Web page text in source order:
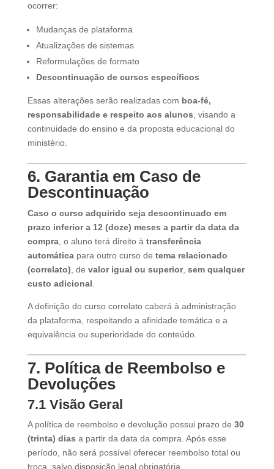
ocorrer:
Mudanças de plataforma
Atualizações de sistemas
Reformulações de formato
Descontinuação de cursos específicos
Essas alterações serão realizadas com boa-fé,
responsabilidade e respeito aos alunos , visando a
continuidade do ensino e da proposta educacional do
ministério.
6. Garantia em Caso de
Descontinuação
Caso o curso adquirido seja descontinuado em
prazo inferior a 12 (doze) meses a partir da data da
compra, o aluno terá direito à transferência
automáticapara outro curso de tema relacionado
(correlato) , de valor igual ou superior, sem qualquer
custo adicional
A definição do curso correlato caberá à administração
da plataforma, respeitando a afinidade temática e a
equivalência ou superioridade do conteúdo.
7. Política de Reembolso e
Devoluções
7.1 Visão Geral
A política de reembolso e devolução possui prazo de 30
(trinta) dias a partir da data da compra. Após esse
período, não será possível oferecer reembolso total ou
troca, salvo disposição legal obrigatória.